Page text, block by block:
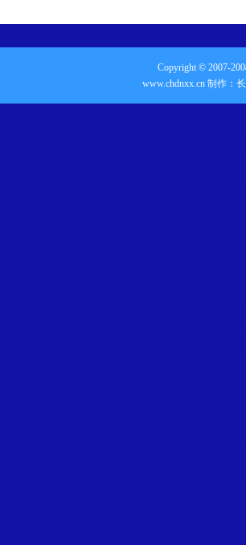
Copyright © 2007-
www.chdnxx.cn 制作：